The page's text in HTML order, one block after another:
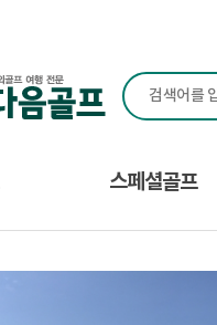
다음골프
스페셜골프